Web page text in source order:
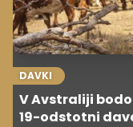
DAVKI
V Avstraliji
19-odstotni